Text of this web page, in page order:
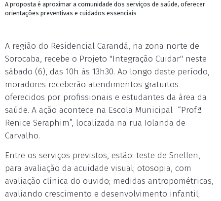
A proposta é aproximar a comunidade dos serviços de saúde, oferecer
orientações preventivas e cuidados essenciais
A região do Residencial Carandá, na zona norte de
Sorocaba, recebe o Projeto "Integração Cuidar" neste
sábado (6), das 10h às 13h30. Ao longo deste período,
moradores receberão atendimentos gratuitos
oferecidos por profissionais e estudantes da área da
saúde. A ação acontece na Escola Municipal “Prof.ª
Renice Seraphim”, localizada na rua Iolanda de
Carvalho.
Entre os serviços previstos, estão: teste de Snellen,
para avaliação da acuidade visual; otosopia, com
avaliação clínica do ouvido; medidas antropométricas,
avaliando crescimento e desenvolvimento infantil;